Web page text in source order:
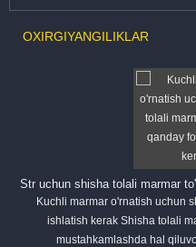
OXIRGIYANGILIKLAR
Str uchun shisha tolali marmar
Kuchli marmar o'rnatish uchun
ishlatish kerak Shisha tolali
mustahkamlashda hal